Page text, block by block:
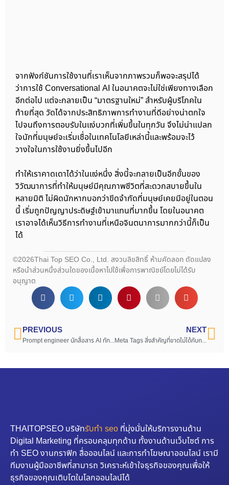
จากฟังก์ชันการใช้งานที่เราเห็นจากภาพรวมก็พอจะสรุปได้
ว่าการใช้ Conversational AI ในอนาคตจะไม่ใช่เพียงทางเลือก
อีกต่อไป แต่จะกลายเป็น “มาตรฐานใหม่” สำหรับผู้บริโภคใน
ท้ายที่สุด วัดได้จากประสิทธิภาพการทำงานที่ดีอย่างน่าตกใจ
ไปจนถึงการตอบรับในแง่บวกที่เพิ่มขึ้นในทุกวัน จึงไม่น่าแปลก
ใจนักที่มนุษย์จะเริ่มเชื่อในเทคโนโลยีเหล่านี้และพร้อมจะไว้
วางใจในการใช้งานยิ่งขึ้นไปอีก
ทำให้เราคาดเดาได้ว่าในแง่หนึ่ง สิ่งนี้จะกลายเป็นอีกขั้นของ
วิวัฒนาการที่ทำให้มนุษย์มีคุณภาพชีวิตที่สะดวกสบายขึ้นใน
หลายมิติ ไม่ผิดนักหากบอกว่าขีดจำกัดที่มนุษย์เคยมีอยู่ในตอน
นี้ เริ่มถูกปัญญาประดิษฐ์เข้ามาแทนที่มากขึ้น โดยในอนาคต
เราอาจได้เห็นวิธีการทำงานที่เหนือจินตนาการมากกว่านี้ก็เป็น
ได้
©2026Thai Top SEO Co., Ltd. สงวนลิขสิทธิ์ ห้ามคัดลอก ดัดแปลง
หรือนำส่วนหนึ่งส่วนใดของเนื้อหาไปใช้เพื่อการพาณิชย์โดยไม่ได้รับ
อนุญาต
PREVIOUS
Prompt engineer นักสื่อสาร AI ทักษะใหม่ในศตวรรษที่ 21
NEXT
Meta Tags สิ่งสำคัญที่ขาดไม่ได้กับการทำ SEO
THAITOPSEO บริษัทรับทำ seo ที่มุ่งมั่นให้บริการงานด้าน
Digital Marketing ที่ครอบคลุมทุกด้าน ทั้งงานด้านเว็บไซต์ การ
ทำ SEO งานกราฟิก สื่อออนไลน์ และการทำโฆษณาออนไลน์ เรามี
ทีมงานผู้มืออาชีพที่สามารถ วิเคราะห์เข้าใจธุรกิจของคุณเพื่อให้
ธุรกิจของคุณเติบโตในโลกออนไลน์ได้